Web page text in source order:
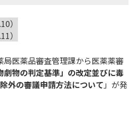
）
）
医薬品審査管理課から医薬薬審
劇物の判定基準」の改定並びに毒
外の審議申請方法について 」が発